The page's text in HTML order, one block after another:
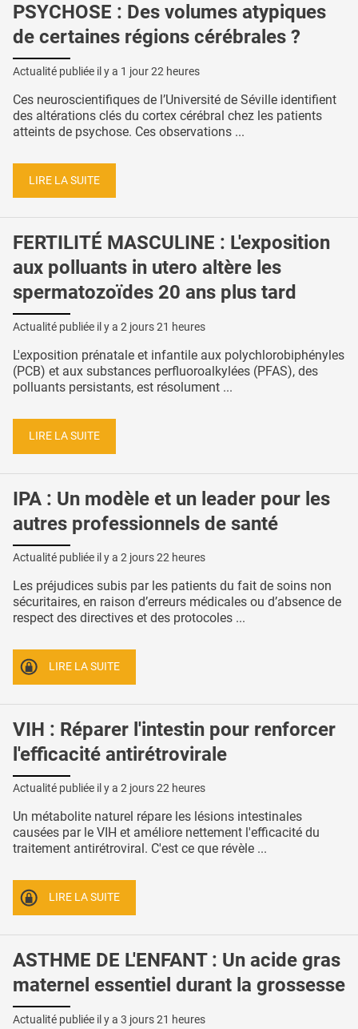
PSYCHOSE : Des volumes atypiques
de certaines régions cérébrales ?
Actualité publiée il y a 1 jour 22 heures
Ces neuroscientifiques de l’Université de Séville identifient
des altérations clés du cortex cérébral chez les patients
atteints de psychose. Ces observations ...
LIRE LA SUITE
FERTILITÉ MASCULINE : L'exposition
aux polluants in utero altère les
spermatozoïdes 20 ans plus tard
Actualité publiée il y a 2 jours 21 heures
L'exposition prénatale et infantile aux polychlorobiphényles
(PCB) et aux substances perfluoroalkylées (PFAS), des
polluants persistants, est résolument ...
LIRE LA SUITE
IPA : Un modèle et un leader pour les
autres professionnels de santé
Actualité publiée il y a 2 jours 22 heures
Les préjudices subis par les patients du fait de soins non
sécuritaires, en raison d’erreurs médicales ou d’absence de
respect des directives et des protocoles ...
LIRE LA SUITE
VIH : Réparer l'intestin pour renforcer
l'efficacité antirétrovirale
Actualité publiée il y a 2 jours 22 heures
Un métabolite naturel répare les lésions intestinales
causées par le VIH et améliore nettement l'efficacité du
traitement antirétroviral. C'est ce que révèle ...
LIRE LA SUITE
ASTHME DE L'ENFANT : Un acide gras
maternel essentiel durant la grossesse
Actualité publiée il y a 3 jours 21 heures